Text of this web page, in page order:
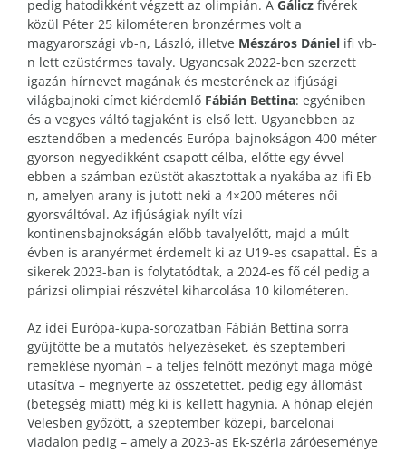
pedig hatodikként végzett az olimpián. A Gálicz fivérek
közül Péter 25 kilométeren bronzérmes volt a
magyarországi vb-n, László, illetve Mészáros Dániel ifi vb-
n lett ezüstérmes tavaly. Ugyancsak 2022-ben szerzett
igazán hírnevet magának és mesterének az ifjúsági
világbajnoki címet kiérdemlő Fábián Bettina: egyéniben
és a vegyes váltó tagjaként is első lett. Ugyanebben az
esztendőben a medencés Európa-bajnokságon 400 méter
gyorson negyedikként csapott célba, előtte egy évvel
ebben a számban ezüstöt akasztottak a nyakába az ifi Eb-
n, amelyen arany is jutott neki a 4×200 méteres női
gyorsváltóval. Az ifjúságiak nyílt vízi
kontinensbajnokságán előbb tavalyelőtt, majd a múlt
évben is aranyérmet érdemelt ki az U19-es csapattal. És a
sikerek 2023-ban is folytatódtak, a 2024-es fő cél pedig a
párizsi olimpiai részvétel kiharcolása 10 kilométeren.
Az idei Európa-kupa-sorozatban Fábián Bettina sorra
gyűjtötte be a mutatós helyezéseket, és szeptemberi
remeklése nyomán – a teljes felnőtt mezőnyt maga mögé
utasítva – megnyerte az összetettet, pedig egy állomást
(betegség miatt) még ki is kellett hagynia. A hónap elején
Velesben győzött, a szeptember közepi, barcelonai
viadalon pedig – amely a 2023-as Ek-széria záróeseménye